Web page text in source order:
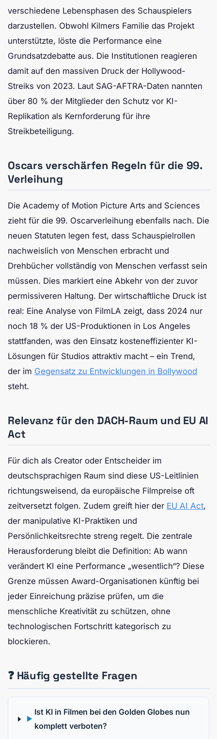
verschiedene Lebensphasen des Schauspielers
darzustellen. Obwohl Kilmers Familie das Projekt
unterstützte, löste die Performance eine
Grundsatzdebatte aus. Die Institutionen reagieren
damit auf den massiven Druck der Hollywood-
Streiks von 2023. Laut SAG-AFTRA-Daten nannten
über 80 % der Mitglieder den Schutz vor KI-
Replikation als Kernforderung für ihre
Streikbeteiligung.
Oscars verschärfen Regeln für die 99.
Verleihung
Die Academy of Motion Picture Arts and Sciences
zieht für die 99. Oscarverleihung ebenfalls nach. Die
neuen Statuten legen fest, dass Schauspielrollen
nachweislich von Menschen erbracht und
Drehbücher vollständig von Menschen verfasst sein
müssen. Dies markiert eine Abkehr von der zuvor
permissiveren Haltung. Der wirtschaftliche Druck ist
real: Eine Analyse von FilmLA zeigt, dass 2024 nur
noch 18 % der US-Produktionen in Los Angeles
stattfanden, was den Einsatz kosteneffizienter KI-
Lösungen für Studios attraktiv macht – ein Trend,
der im Gegensatz zu Entwicklungen in Bollywood
steht.
Relevanz für den DACH-Raum und EU AI
Act
Für dich als Creator oder Entscheider im
deutschsprachigen Raum sind diese US-Leitlinien
richtungsweisend, da europäische Filmpreise oft
zeitversetzt folgen. Zudem greift hier der EU AI Act,
der manipulative KI-Praktiken und
Persönlichkeitsrechte streng regelt. Die zentrale
Herausforderung bleibt die Definition: Ab wann
verändert KI eine Performance „wesentlich“? Diese
Grenze müssen Award-Organisationen künftig bei
jeder Einreichung präzise prüfen, um die
menschliche Kreativität zu schützen, ohne
technologischen Fortschritt kategorisch zu
blockieren.
❓ Häufig gestellte Fragen
▶
Ist KI in Filmen bei den Golden Globes nun
komplett verboten?